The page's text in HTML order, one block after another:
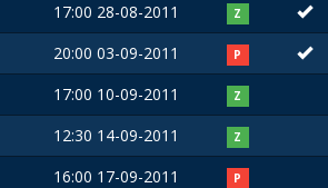
17:00 28-08-2011 Z
20:00 03-09-2011 P
17:00 10-09-2011 Z
12:30 14-09-2011 Z
16:00 17-09-2011 P